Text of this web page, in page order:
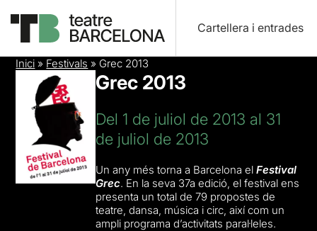
Cartellera i entrades
Inici » Festivals » Grec 2013
Grec 2013
Del 1 de juliol de 2013 al 31
de juliol de 2013
Un any més torna a Barcelona elFestival
Grec. En la seva 37a edició, el festival ens
presenta un total de 79 propostes de
teatre, dansa, música i circ, així com un
ampli programa d’activitats paral·leles.